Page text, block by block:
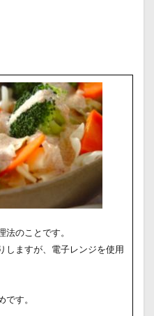
のことです。
しますが、電子レンジを使用
す。